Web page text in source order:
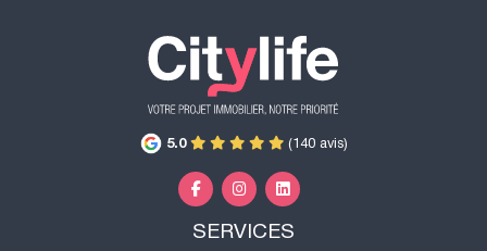
5.0 (140 avis)
SERVICES